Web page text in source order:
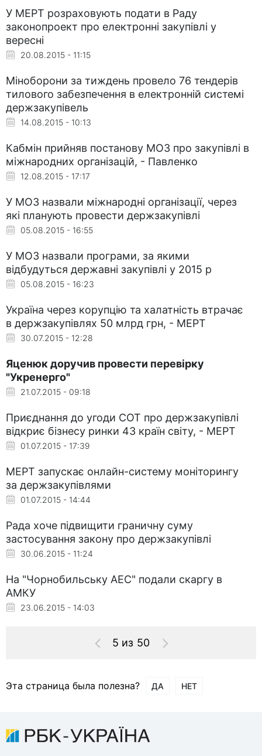
У МЕРТ розраховують подати в Раду
законопроект про електронні закупівлі у
вересні
20.08.2015 - 11:15
Міноборони за тиждень провело 76 тендерів
тилового забезпечення в електронній системі
держзакупівель
14.08.2015 - 10:13
Кабмін прийняв постанову МОЗ про закупівлі в
міжнародних організацій, - Павленко
12.08.2015 - 17:17
У МОЗ назвали міжнародні організації, через
які планують провести держзакупівлі
05.08.2015 - 16:55
У МОЗ назвали програми, за якими
відбудуться державні закупівлі у 2015 р
05.08.2015 - 16:23
Україна через корупцію та халатність втрачає
в держзакупівлях 50 млрд грн, - МЕРТ
30.07.2015 - 12:28
Яценюк доручив провести перевірку
"Укренерго"
21.07.2015 - 09:18
Приєднання до угоди СОТ про держзакупівлі
відкриє бізнесу ринки 43 країн світу, - МЕРТ
01.07.2015 - 17:39
МЕРТ запускає онлайн-систему моніторингу
за держзакупівлями
01.07.2015 - 14:44
Рада хоче підвищити граничну суму
застосування закону про держзакупівлі
30.06.2015 - 11:24
На "Чорнобильську АЕС" подали скаргу в
АМКУ
23.06.2015 - 14:03
5 из 50
Эта страница была полезна? ДА НЕТ